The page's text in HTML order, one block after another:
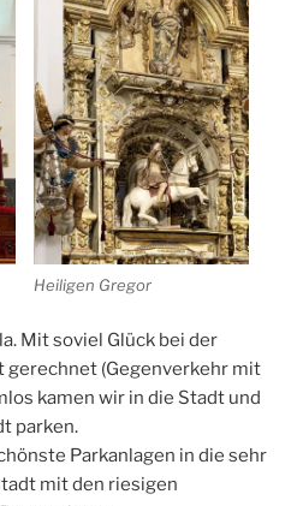
Heiligen Gregor
Mit soviel Glück bei der
(Gegenverkehr mit
kamen wir in die Stadt und
parken.
Parkanlagen in die sehr
mit den riesigen